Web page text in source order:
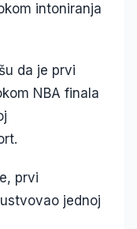
intoniranja
da je prvi
NBA finala
prvi
jednoj